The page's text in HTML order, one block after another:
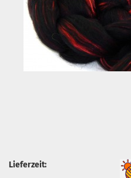
Lieferzeit: